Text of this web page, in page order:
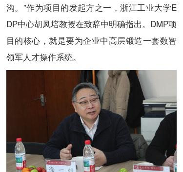
沟。”作为项目的发起方之一，浙江工业大学E
DP中心胡凤培教授在致辞中明确指出。DMP项
目的核心，就是要为企业中高层锻造一套数智
领军人才操作系统。